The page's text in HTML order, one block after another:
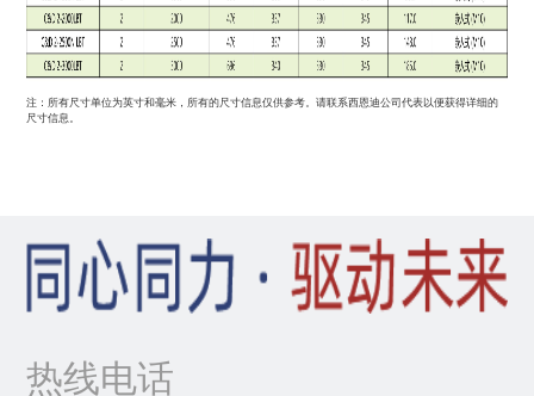
注：所有尺寸单位为英寸和毫米，所有的尺寸信息仅供参考。请联系西恩迪公司代表以便获得详细的
尺寸信息。
热线电话